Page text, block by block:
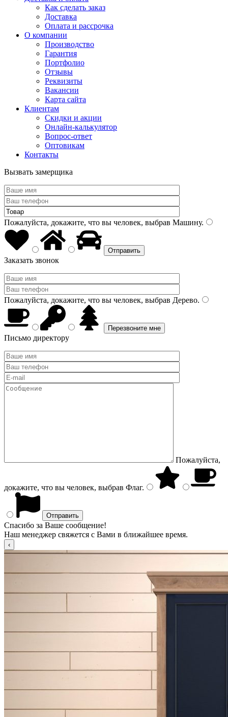
Как сделать заказ
Доставка
Оплата и рассрочка
О компании
Производство
Гарантия
Портфолио
Отзывы
Реквизиты
Вакансии
Карта сайта
Клиентам
Скидки и акции
Онлайн-калькулятор
Вопрос-ответ
Оптовикам
Контакты
Вызвать замерщика
Пожалуйста, докажите, что вы человек, выбрав Машину.
Заказать звонок
Пожалуйста, докажите, что вы человек, выбрав Дерево.
Письмо директору
Пожалуйста,
докажите, что вы человек, выбрав Флаг.
Спасибо за Ваше сообщение!
Наш менеджер свяжется с Вами в ближайшее время.